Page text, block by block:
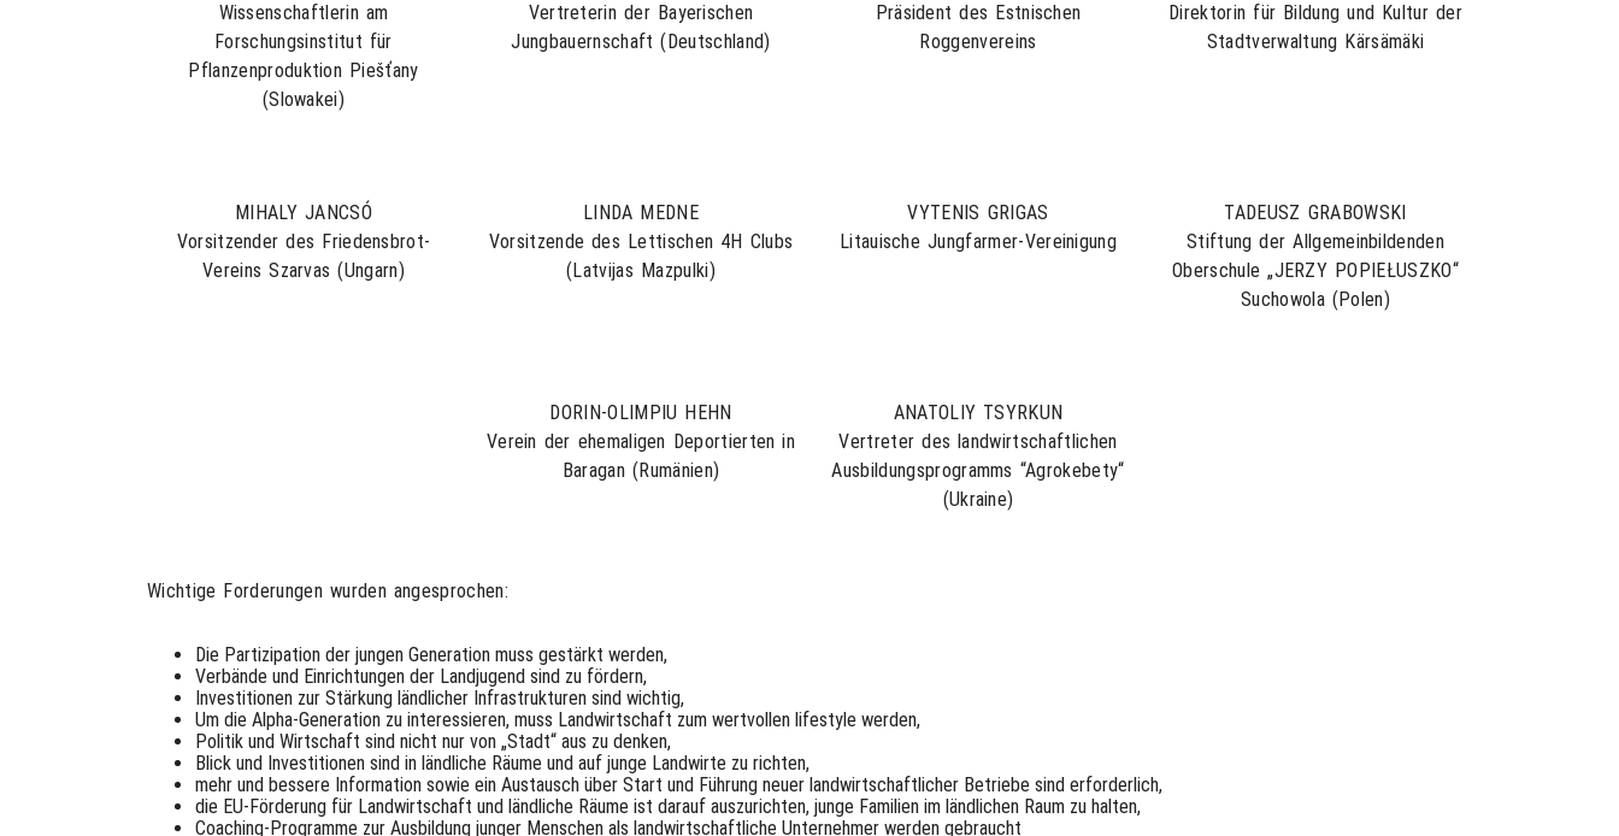
Wissenschaftlerin am
Forschungsinstitut für
Pflanzenproduktion Piešťany
(Slowakei)
Vertreterin der Bayerischen
Jungbauernschaft (Deutschland)
Präsident des Estnischen
Roggenvereins
Direktorin für Bildung und Kultur der
Stadtverwaltung Kärsämäki
MIHALY JANCSÓ
Vorsitzender des Friedensbrot-
Vereins Szarvas (Ungarn)
LINDA MEDNE
Vorsitzende des Lettischen 4H Clubs
(Latvijas Mazpulki)
VYTENIS GRIGAS
Litauische Jungfarmer-Vereinigung
TADEUSZ GRABOWSKI
Stiftung der Allgemeinbildenden
Oberschule „JERZY POPIEŁUSZKO“
Suchowola (Polen)
DORIN-OLIMPIU HEHN
Verein der ehemaligen Deportierten in
Baragan (Rumänien)
ANATOLIY TSYRKUN
Vertreter des landwirtschaftlichen
Ausbildungsprogramms “Agrokebety“
(Ukraine)
Wichtige Forderungen wurden angesprochen:
Die Partizipation der jungen Generation muss gestärkt werden,
Verbände und Einrichtungen der Landjugend sind zu fördern,
Investitionen zur Stärkung ländlicher Infrastrukturen sind wichtig,
Um die Alpha-Generation zu interessieren, muss Landwirtschaft zum wertvollen lifestyle werden,
Politik und Wirtschaft sind nicht nur von „Stadt“ aus zu denken,
Blick und Investitionen sind in ländliche Räume und auf junge Landwirte zu richten,
mehr und bessere Information sowie ein Austausch über Start und Führung neuer landwirtschaftlicher Betriebe sind erforderlich,
die EU-Förderung für Landwirtschaft und ländliche Räume ist darauf auszurichten, junge Familien im ländlichen Raum zu halten,
Coaching-Programme zur Ausbildung junger Menschen als landwirtschaftliche Unternehmer werden gebraucht